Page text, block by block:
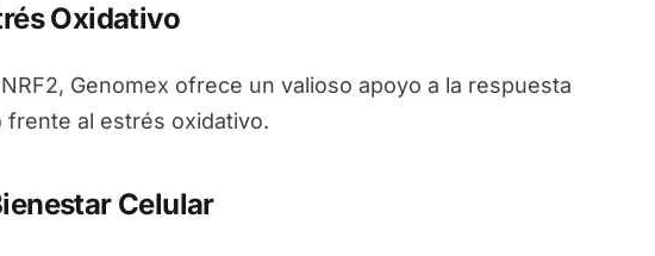
Oxidativo
Genomex ofrece un valioso apoyo a la respuesta
al estrés oxidativo.
Celular